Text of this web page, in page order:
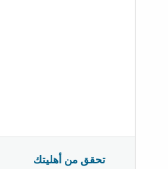
تحقق من أهليتك